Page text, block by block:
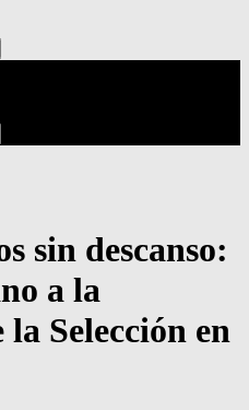
sin descanso:
a la
Selección en